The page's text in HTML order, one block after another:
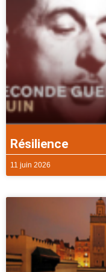
Résilience
11 juin 2026